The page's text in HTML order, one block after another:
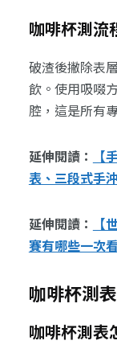
咖啡杯測流
破渣後撇除表
飲。使用吸啜
腔，這是所有
延伸閱讀：
【
表、三段式手
延伸閱讀：
【
賽有哪些一次
咖啡杯測
咖啡杯測表